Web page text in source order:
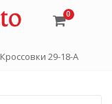
0
Кроссовки 29-18-A